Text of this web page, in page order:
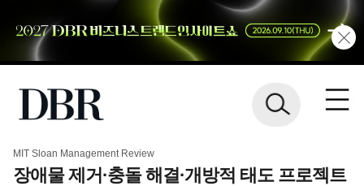
MIT Sloan Management Review
장애물 제거·충돌 해결·개방적 태도 프로젝트